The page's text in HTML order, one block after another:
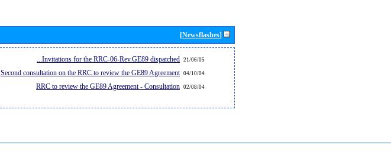
[Newsflashes]
21/06/05
Invitations for the RRC-06-Rev.GE89 dispatched...
04/10/04
Second consultation on the RRC to review the GE89 Agreement
02/08/04
RRC to review the GE89 Agreement - Consultation